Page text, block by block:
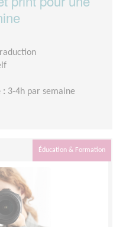
: 3-4h par semaine
Éducation & Formation